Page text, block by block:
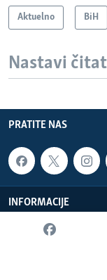
Aktuelno BiH
Nastavi
PRATITE NAS
INFORMACIJE
SADRŽAJ